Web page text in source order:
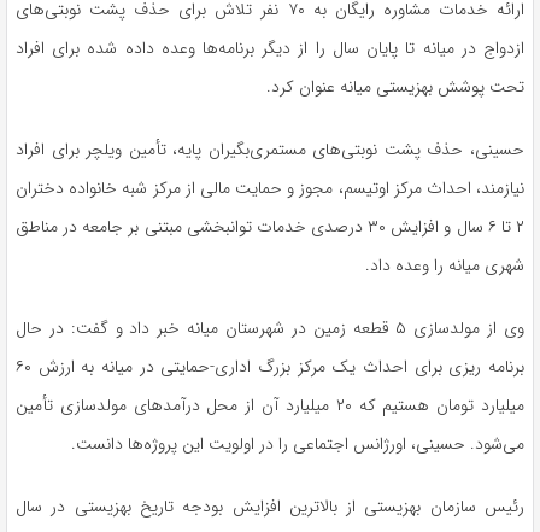
ارائه خدمات مشاوره رایگان به ۷۰ نفر تلاش برای حذف پشت نوبتی‌های
ازدواج در میانه تا پایان سال را از دیگر برنامه‌ها وعده داده شده برای افراد
تحت پوشش بهزیستی میانه عنوان کرد.
حسینی، حذف پشت نوبتی‌های مستمری‌بگیران پایه، تأمین ویلچر برای افراد
نیازمند، احداث مرکز اوتیسم، مجوز و حمایت مالی از مرکز شبه خانواده دختران
۲ تا ۶ سال و افزایش ۳۰ درصدی خدمات توانبخشی مبتنی بر جامعه در مناطق
شهری میانه را وعده داد.
وی از مولدسازی ۵ قطعه زمین در شهرستان میانه خبر داد و گفت: در حال
برنامه ریزی
برای احداث یک مرکز بزرگ اداری-حمایتی در میانه به ارزش ۶۰
میلیارد تومان هستیم که ۲۰ میلیارد آن از محل درآمدهای مولدسازی تأمین
می‌شود. حسینی، اورژانس اجتماعی را در اولویت این پروژه‌ها دانست.
رئیس سازمان بهزیستی از بالاترین افزایش بودجه تاریخ بهزیستی در سال